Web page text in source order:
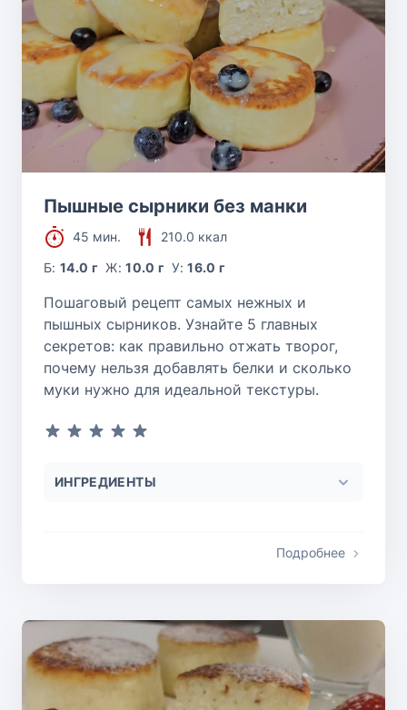
Пышные сырники без манки
45 мин.
210.0 ккал
Б:14.0 г Ж:10.0 г У:16.0 г
Пошаговый рецепт самых нежных и
пышных сырников. Узнайте 5 главных
секретов: как правильно отжать творог,
почему нельзя добавлять белки и сколько
муки нужно для идеальной текстуры.
ИНГРЕДИЕНТЫ
Подробнее